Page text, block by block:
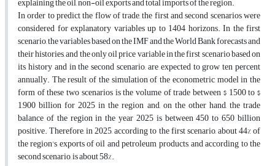
In order to predict the flow of trade, the first and second scenarios were
considered for explanatory variables up to 1404 horizons. In the first
scenario, the variables based on the IMF and the World Bank forecasts and
their histories, and the only oil price variable in the first scenario based on
its history and in the second scenario, are expected to grow ten percent
annually. The result of the simulation of the econometric model in the
form of these two scenarios is the volume of trade between $ 1500 to $
1,900 billion for 2025 in the region and, on the other hand, the trade
balance of the region in the year 2025 is between 450 to 650 billion
positive. Therefore, in 2025, according to the first scenario, about 44% of
the region's exports of oil and petroleum products, and according to the
second scenario, is about 58%.